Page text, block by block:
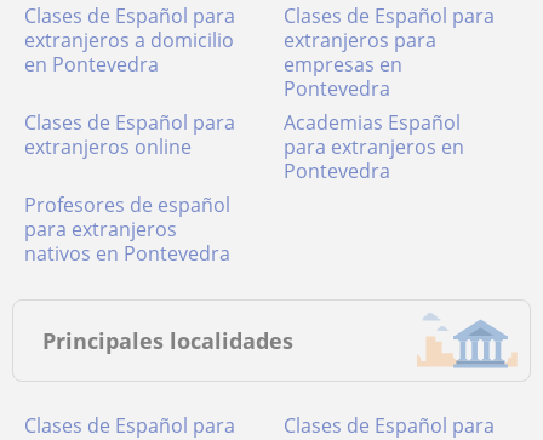
Clases de Español para
extranjeros a domicilio
en Pontevedra
Clases de Español para
extranjeros para
empresas en
Pontevedra
Clases de Español para
extranjeros online
academias Español
para extranjeros en
Pontevedra
Profesores de español
para extranjeros
nativos en Pontevedra
Principales localidades
Clases de Español para
Clases de Español para